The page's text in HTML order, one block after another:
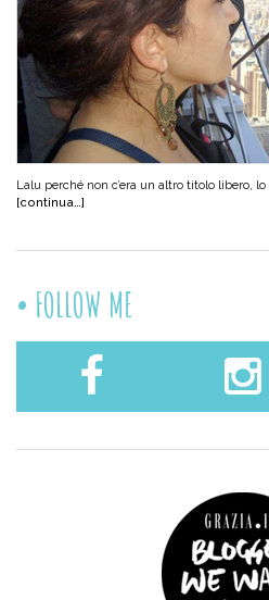
Lalu perché non c’era un altro titolo libero,
[continua…]
FOLLOW ME